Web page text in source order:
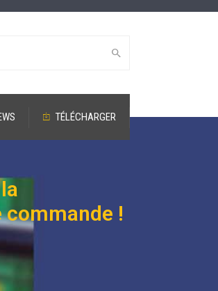
TÉLÉCHARGER
commande !